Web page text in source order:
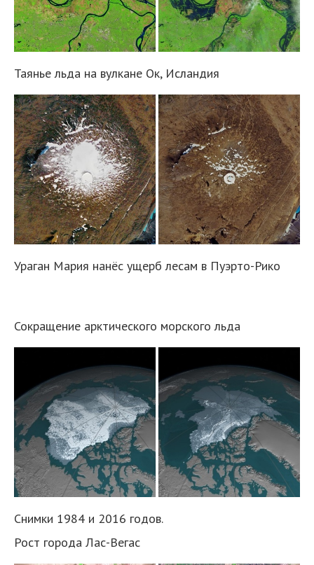
Таянье льда на вулкане Ок, Исландия
Ураган Мария нанёс ущерб лесам в Пуэрто-Рико
Сокращение арктического морского льда
Снимки 1984 и 2016 годов.
Рост города Лас-Вегас